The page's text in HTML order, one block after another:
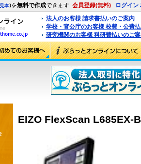
見本)を無料で作成できます 会員登録(無料) ログイン
法人のお客様 請求書払いのご案内
学校・官公庁のお客様 校費・公費
研究機関のお客様 科研費払いのご
EIZO FlexScan L685EX-